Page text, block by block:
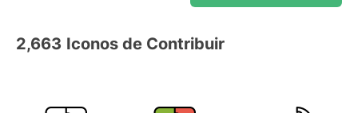
2,663 Iconos de Contribuir